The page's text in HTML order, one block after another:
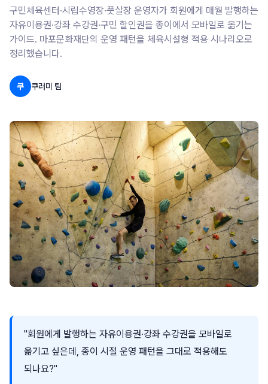
구민체육센터·시립수영장·풋살장 운영자가 회원에게 매월 발행하는
자유이용권·강좌 수강권·구민 할인권을 종이에서 모바일로 옮기는
가이드. 마포문화재단의 운영 패턴을 체육시설형 적용 시나리오로
정리했습니다.
쿠 쿠러미 팀
"회원에게 발행하는 자유이용권·강좌 수강권을 모바일로
옮기고 싶은데, 종이 시절 운영 패턴을 그대로 적용해도
되나요?"